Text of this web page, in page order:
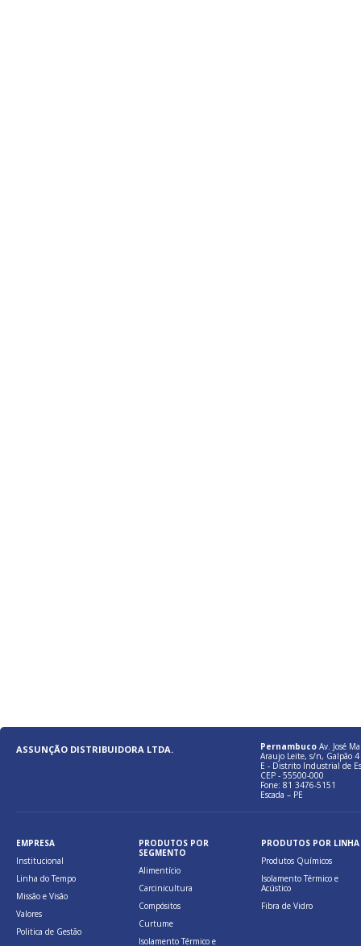
ASSUNÇÃO DISTRIBUIDORA LTDA. Pernambuco Av. José
Araujo Leite, s/n, Galpão 4
E - Distrito Industrial de
CEP - 55500-000
Fone: 81 3476-5151
Escada – PE
EMPRESA
Institucional
Linha do Tempo
Missão e Visão
Valores
Politica de Gestão
PRODUTOS POR
SEGMENTO
Alimentício
Carcinicultura
Compósitos
Curtume
Isolamento Térmico e
PRODUTOS POR LINHA
Produtos Químicos
Isolamento Térmico e
Acústico
Fibra de Vidro